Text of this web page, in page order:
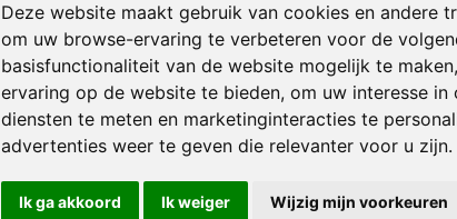
Deze website maakt gebruik van cookies en andere
om uw browse-ervaring te verbeteren voor de
basisfunctionaliteit van de website mogelijk te maken,
ervaring op de website te bieden, om uw interesse in
diensten te meten en marketinginteracties te
advertenties weer te geven die relevanter voor u zijn.
Ik ga akkoord Ik weiger Wijzig mijn voorkeuren
Zolder Opruimen amay
Zolder Opruimen ampsin
Zolder Opruimen ans